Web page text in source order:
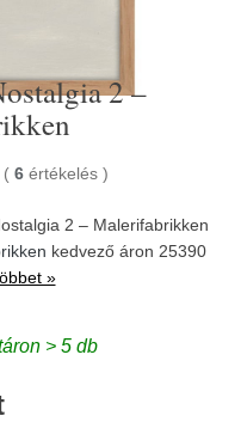
2 –
( 6 értékelés )
2 – Malerifabrikken
kedvező áron 25390
»
> 5 db